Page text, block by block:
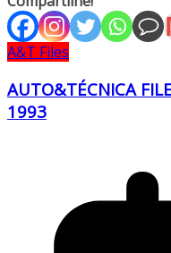
A&T Files
AUTO&TÉCNICA
1993